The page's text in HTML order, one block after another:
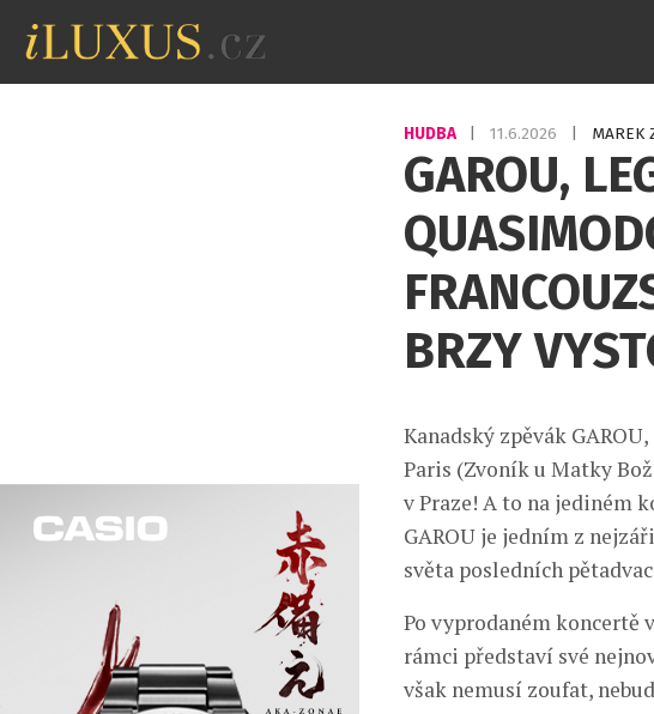
HUDBA 11.6.2026 MAREK
GAROU,
BRZY
Kanadský zpěvák
Paris (Zvoník u Matky
v Praze! A to na jediném
GAROU je jedním z
světa posledních
Po vyprodaném koncertě
rámci představí své
však nemusí zoufat,